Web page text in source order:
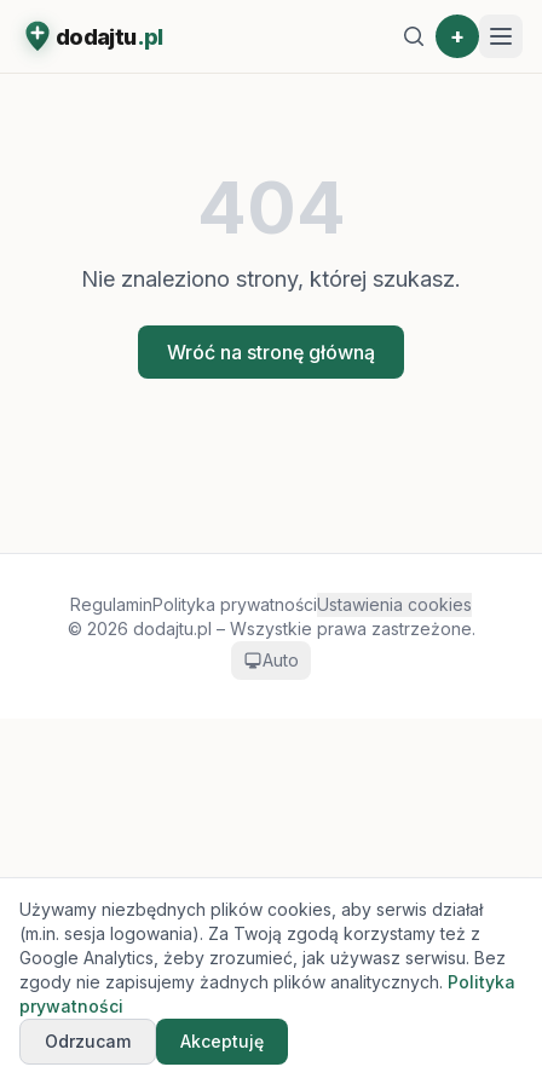
dodajtu.pl +
404
Nie znaleziono strony, której szukasz.
Wróć na stronę główną
RegulaminPolityka prywatnościUstawienia cookies
© 2026 dodajtu.pl – Wszystkie prawa zastrzeżone.
Auto
Używamy niezbędnych plików cookies, aby serwis działał
(m.in. sesja logowania). Za Twoją zgodą korzystamy też z
Google Analytics, żeby zrozumieć, jak używasz serwisu. Bez
zgody nie zapisujemy żadnych plików analitycznych. Polityka
prywatności
Odrzucam
Akceptuję